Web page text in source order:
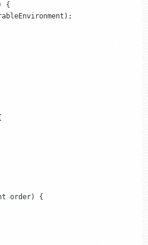
{
order) {